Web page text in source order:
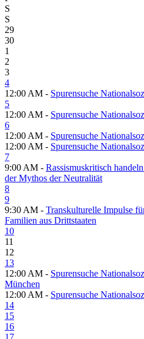
S
S
29
30
1
2
3
4
12:00 AM - Spurensuche
5
12:00 AM - Spurensuche
6
12:00 AM - Spurensuche
12:00 AM - Spurensuche
7
9:00 AM - Rassismuskritisch
der Mythos der Neutralität
8
9
9:30 AM - Transkulturelle Impulse
Familien aus Drittstaaten
10
11
12
13
12:00 AM - Spurensuche
München
12:00 AM - Spurensuche
14
15
16
17